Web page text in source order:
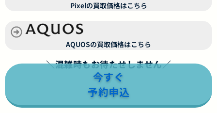
Pixelの買取価格はこちら
AQUOSの買取価格はこちら
＼混雑時もお待たせしません／
今すぐ
予約申込